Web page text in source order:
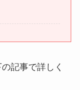
記事で詳しく